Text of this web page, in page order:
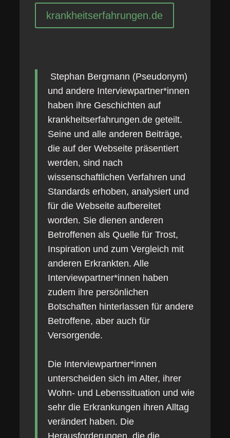
krankheitserfahrungen.de
Stephan Bergmann (Pseudonym)
und andere Interviewpartner*innen
haben ihre Geschichten auf
krankheitserfahrungen.de geteilt.
Seine und alle anderen Beiträge,
die auf der Webseite präsentiert
werden, sind nach
wissenschaftlichen Verfahren und
Standards erhoben, analysiert und
für die Webseite aufbereitet
worden. Sie dienen anderen
Betroffenen als Quelle für Trost,
Inspiration und zum Vergleich mit
anderen Erkrankten. Alle
Interviewpartner*innen haben
zudem ihre persönlichen
Botschaften hinterlassen für andere
Betroffene, aber auch für
Versorgende.
Die Interviewpartner*innen
unterscheiden sich im Alter, ihrer
Wohn- und Lebenssituation und wie
sehr die Erkrankungen ihren Alltag
verändert haben. Die
Herausforderungen, die die